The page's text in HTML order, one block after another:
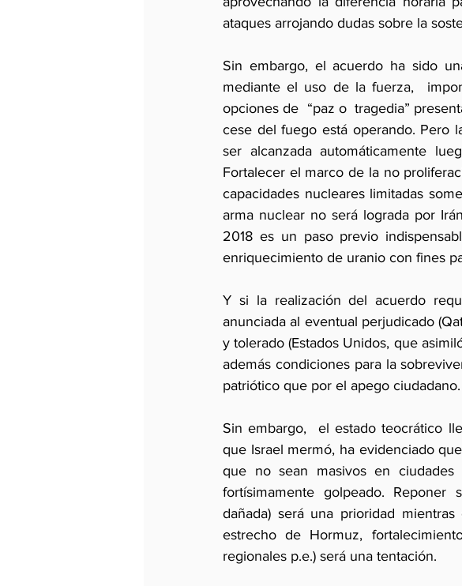
ataques arrojando dudas sobre la
Sin embargo, el acuerdo ha sido
mediante el uso de la fuerza,
opciones de  “paz o  tragedia”
cese del fuego está operando. Pero
ser alcanzada automáticamente
Fortalecer el marco de la no
capacidades nucleares limitadas
arma nuclear no será lograda por
2018 es un paso previo
enriquecimiento de uranio con fines
Y si la realización del acuerdo
anunciada al eventual perjudicado
y tolerado (Estados Unidos, que
además condiciones para la
patriótico que por el apego ciudadano.
Sin embargo,  el estado teocrático
que Israel mermó, ha evidenciado
que no sean masivos en ciudades
fortísimamente golpeado. Reponer
dañada) será una prioridad
estrecho de Hormuz,
regionales p.e.) será una tentación.